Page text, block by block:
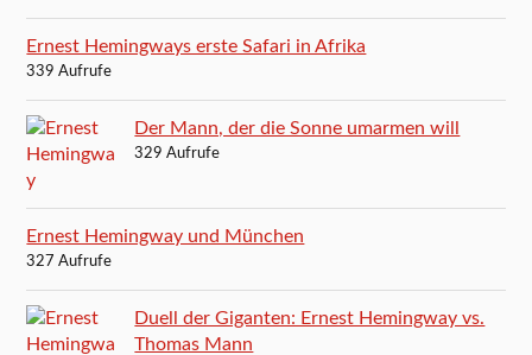
Ernest Hemingways erste Safari in Afrika
339 Aufrufe
Der Mann, der die Sonne umarmen will
329 Aufrufe
Ernest Hemingway und München
327 Aufrufe
Duell der Giganten: Ernest Hemingway vs.
Thomas Mann